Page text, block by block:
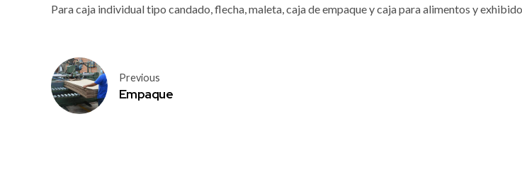
Para caja individual tipo candado, flecha, maleta, caja de empaque y caja para alimentos y
Previous
Empaque